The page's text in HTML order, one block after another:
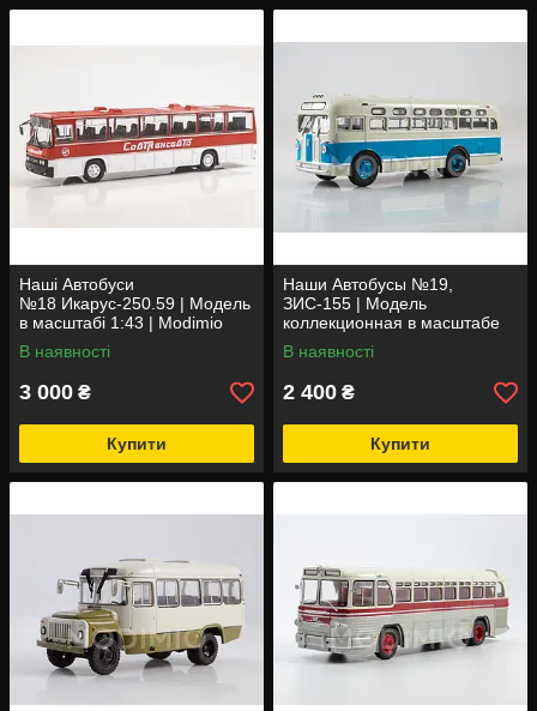
Наші Автобуси
№18 Икарус-250.59 | Модель
в масштабі 1:43 | Modimio
В наявності
3 000 ₴
Купити
Наши Автобусы №19,
ЗИС-155 | Модель
коллекционная в масштабе
1:43 | Modimio
В наявності
2 400 ₴
Купити